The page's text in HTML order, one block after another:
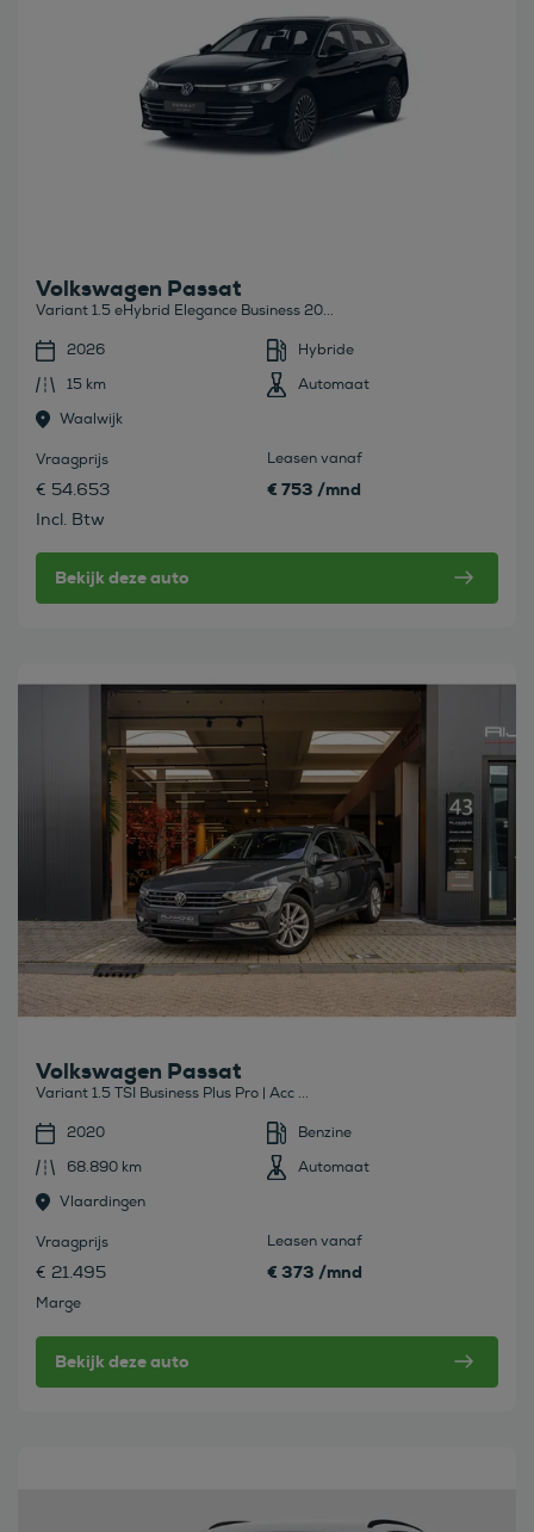
Volkswagen Passat
Variant 1.5 eHybrid Elegance Business 20...
2026
Hybride
15 km
Automaat
Waalwijk
Vraagprijs
€ 54.653
Incl. Btw
Leasen vanaf
€ 753 /mnd
Bekijk deze auto
Bekijk deze auto
Volkswagen Passat
Variant 1.5 TSI Business Plus Pro | Acc ...
2020
Benzine
68.890 km
Automaat
Vlaardingen
Vraagprijs
€ 21.495
Marge
Leasen vanaf
€ 373 /mnd
Bekijk deze auto